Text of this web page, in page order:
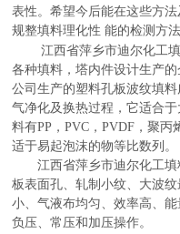
表性。希望今后能在这些方
规整填料理化性 能的检测方
江西省萍乡市迪尔化工
各种填料，塔内件设计生产
公司生产的塑料孔板波纹填
气净化及换热过程，它适合
料有PP，PVC，PVDF，聚
适于易起泡沫的物等比数列。
江西省萍乡市迪尔化工
板表面孔、轧制小纹、大波
小、气液布均匀、效率高、
负压、常压和加压操作。